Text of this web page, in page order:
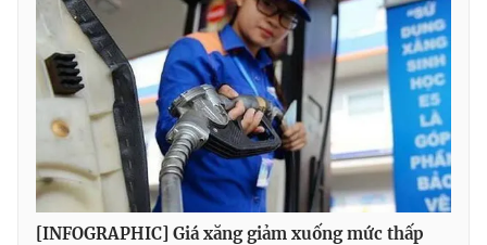
Thị trường 24h Tấm lòng Việt
Vươn mình bằng AI
VTV9 VTV8
Liên hệ tòa soạn English
[INFOGRAPHIC] Giá xăng giảm xuống mức thấp